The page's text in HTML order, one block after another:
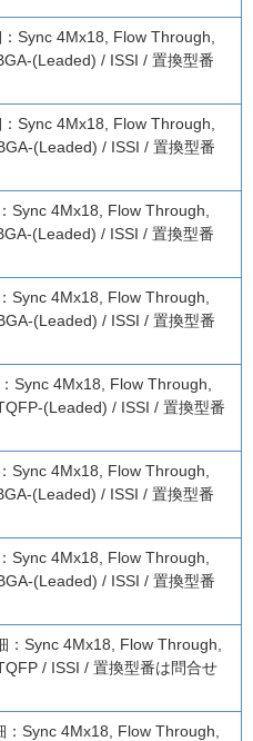
Sync 4Mx18, Flow Through,
(Leaded) / ISSI / 置換型番
Sync 4Mx18, Flow Through,
(Leaded) / ISSI / 置換型番
Sync 4Mx18, Flow Through,
(Leaded) / ISSI / 置換型番
Sync 4Mx18, Flow Through,
(Leaded) / ISSI / 置換型番
Sync 4Mx18, Flow Through,
(Leaded) / ISSI / 置換型番
Sync 4Mx18, Flow Through,
(Leaded) / ISSI / 置換型番
Sync 4Mx18, Flow Through,
(Leaded) / ISSI / 置換型番
：Sync 4Mx18, Flow Through,
/ ISSI / 置換型番は問合せ
：Sync 4Mx18, Flow Through,